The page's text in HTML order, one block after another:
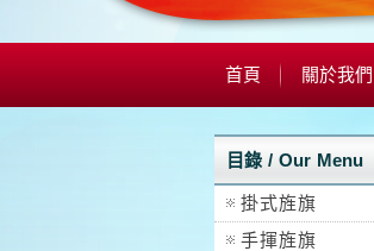
首頁 關於我們
目錄 / Our Menu
掛式旌旗
手揮旌旗